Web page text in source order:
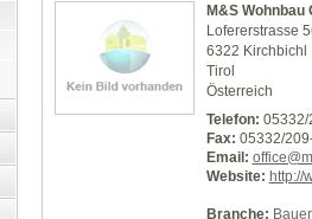
M&S Wohnbau
Lofererstrasse
6322 Kirchbichl
Tirol
Österreich
Telefon: 05332/
Fax: 05332/
Email:
Website: http://
Branche: